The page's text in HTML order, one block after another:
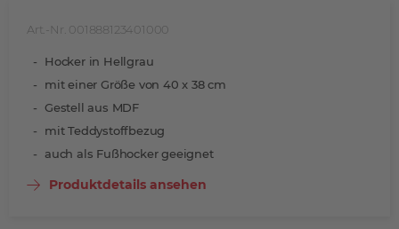
Art.-Nr. 001888123401000
Hocker in Hellgrau
mit einer Größe von 40 x 38 cm
Gestell aus MDF
mit Teddystoffbezug
auch als Fußhocker geeignet
Produktdetails ansehen